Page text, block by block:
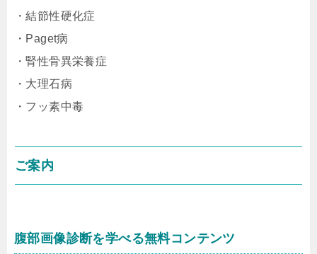
・結節性硬化症
・Paget病
・腎性骨異栄養症
・大理石病
・フッ素中毒
ご案内
腹部画像診断を学べる無料コンテンツ